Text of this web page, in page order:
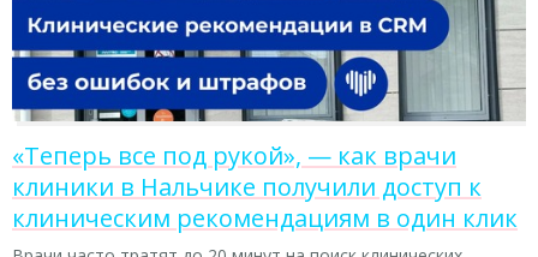
«Теперь все под рукой», — как врачи
клиники в Нальчике получили доступ к
клиническим рекомендациям в один клик